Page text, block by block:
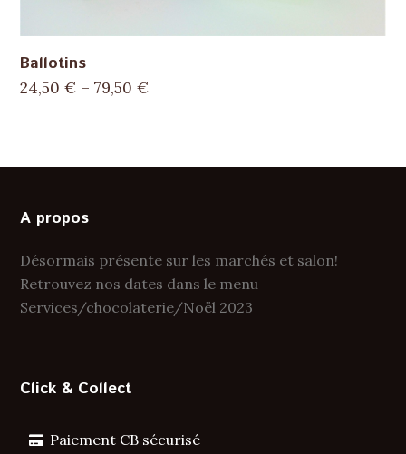
Ballotins
24,50€ –79,50€
A propos
Désormais présente sur les marchés et salon!
Retrouvez nos dates dans le menu
Services/chocolaterie/Noël 2023
Click & Collect
Paiement CB sécurisé